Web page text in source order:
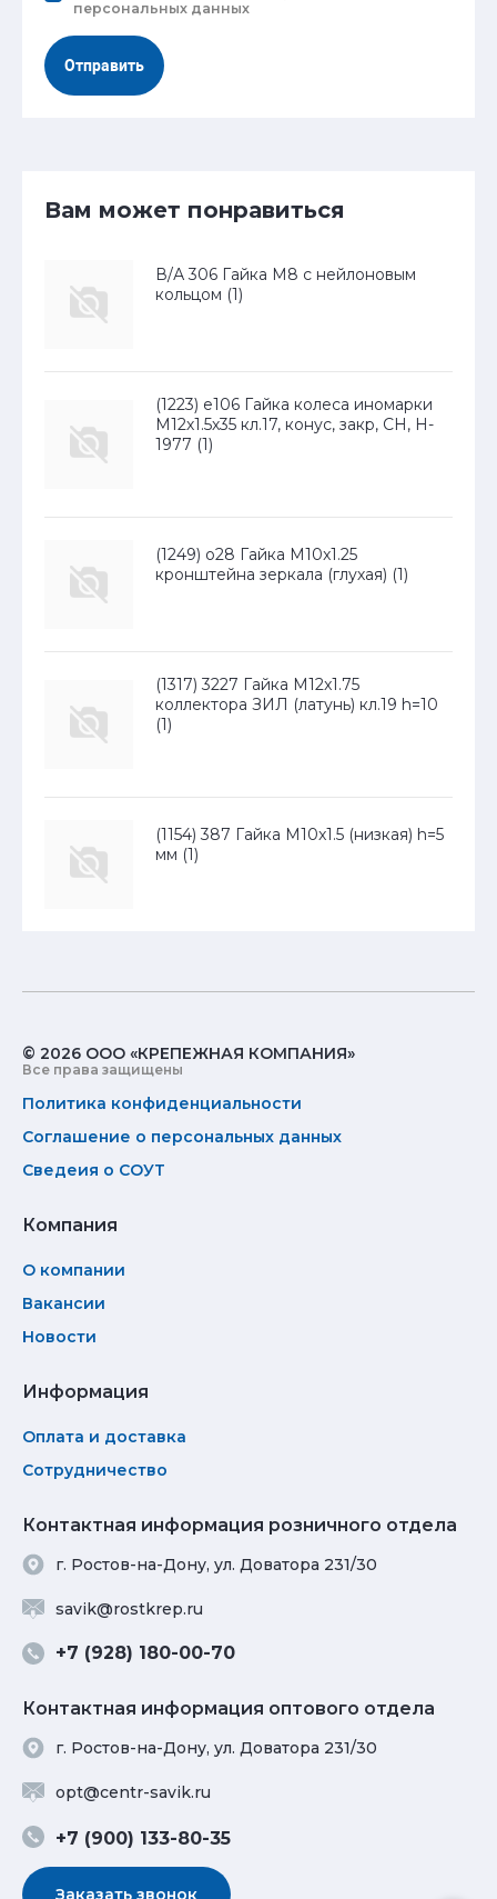
персональных данных
Отправить
Вам может понравиться
В/А 306 Гайка М8 с нейлоновым
кольцом (1)
(1223) е106 Гайка колеса иномарки
М12х1.5х35 кл.17, конус, закр, СН, H-
1977 (1)
(1249) о28 Гайка М10x1.25
кронштейна зеркала (глухая) (1)
(1317) 3227 Гайка М12x1.75
коллектора ЗИЛ (латунь) кл.19 h=10
(1)
(1154) 387 Гайка М10x1.5 (низкая) h=5
мм (1)
© 2026 ООО «КРЕПЕЖНАЯ КОМПАНИЯ»
Все права защищены
Политика конфиденциальности
Соглашение о персональных данных
Сведеия о СОУТ
Компания
О компании
Вакансии
Новости
Информация
Оплата и доставка
Сотрудничество
Контактная информация розничного отдела
г. Ростов-на-Дону, ул. Доватора 231/30
savik@rostkrep.ru
+7 (928) 180-00-70
Контактная информация оптового отдела
г. Ростов-на-Дону, ул. Доватора 231/30
opt@centr-savik.ru
+7 (900) 133-80-35
Заказать звонок